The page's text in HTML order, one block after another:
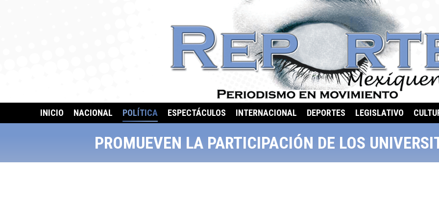
INICIO NACIONAL POLÍTICA ESPECTÁCULOS INTERNACIONAL DEPORTES LEGISLATIVO
PROMUEVEN LA PARTICIPACIÓN DE LOS